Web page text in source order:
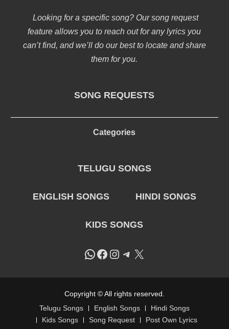
Looking for a specific song? Our song request
feature allows you to reach out for any lyrics you
can’t find, and we’ll do our best to locate and share
them for you.
SONG REQUESTS
Categories
TELUGU SONGS
ENGLISH SONGS HINDI SONGS
KIDS SONGS
WhatsApp
Facebook
Instagram
Telegram
X
Copyright © All rights reserved.
Telugu Songs
English Songs
Hindi Songs
Kids Songs
Song Request
Post Own Lyrics